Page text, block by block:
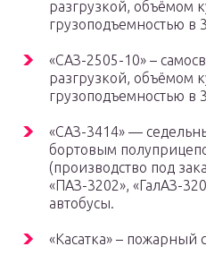
разгрузкой, объёмом
грузоподъемностью в
«САЗ-2505-10» –
разгрузкой, объёмом
грузоподъемностью в
«САЗ-3414» —
бортовым
(производство под
«ПАЗ-3202», «ГалАЗ-
автобусы.
«Касатка» – пожарный